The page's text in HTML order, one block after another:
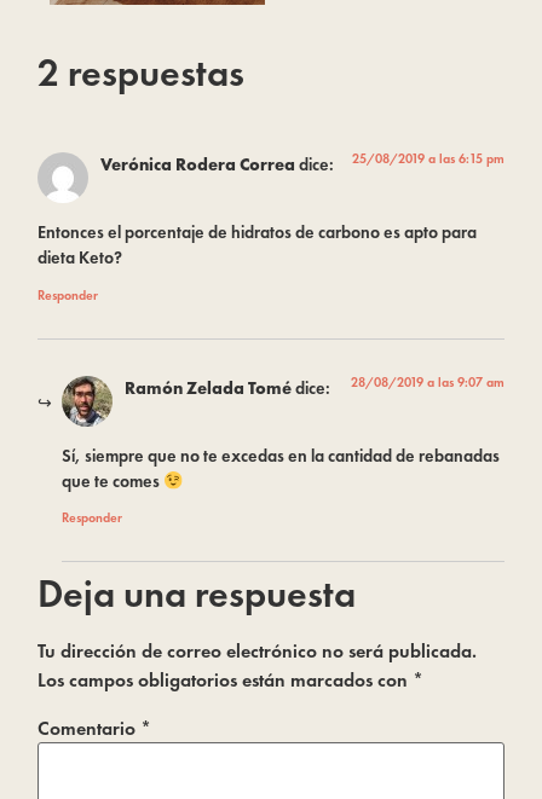
2 respuestas
Verónica Rodera Correa dice: 25/08/2019 a las 6:15 pm
Entonces el porcentaje de hidratos de carbono es apto para
dieta Keto?
Responder
Ramón Zelada Tomédice: 28/08/2019 a las 9:07 am
Sí, siempre que no te excedas en la cantidad de rebanadas
que te comes
Responder
Deja una respuesta
Tu dirección de correo electrónico no será publicada.
Los campos obligatorios están marcados con *
Comentario *